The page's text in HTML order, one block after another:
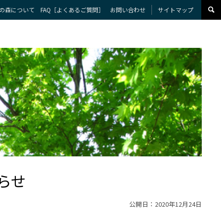
森について FAQ［よくあるご質問］ お問い合わせ サイトマップ
せ
公開日：2020年12月24日